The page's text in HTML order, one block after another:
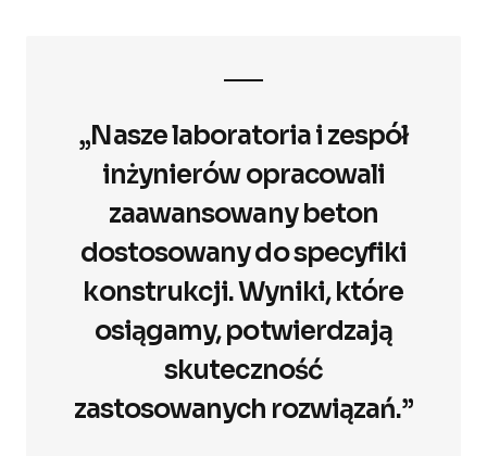
„Nasze laboratoria i zespół
inżynierów opracowali
zaawansowany beton
dostosowany do specyfiki
konstrukcji. Wyniki, które
osiągamy, potwierdzają
skuteczność
zastosowanych rozwiązań.”